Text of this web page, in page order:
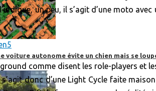
voiture autonome évite un chien mais se
un peu, il s’agit d’une moto
comme disent les role-players et
donc d’une Light Cycle faite